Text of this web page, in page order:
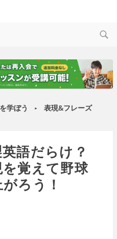
学ぼう ► 表現&フレーズ
語だらけ？
覚えて野球
ろう！